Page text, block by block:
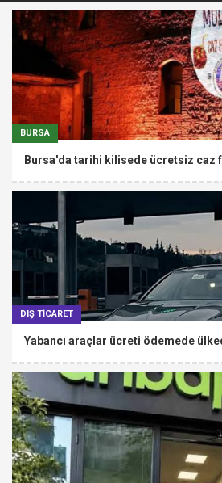
BURSA
Bursa'da tarihi kilisede ücretsiz caz
DIŞ TİCARET
Yabancı araçlar ücreti ödemede